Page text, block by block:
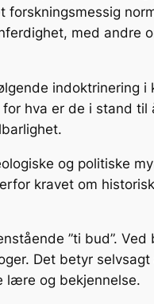
med andre
indoktrinering i
hva er de i stand til
og politiske
kravet om
”ti bud”.
Det betyr
lære og bekjennelse.